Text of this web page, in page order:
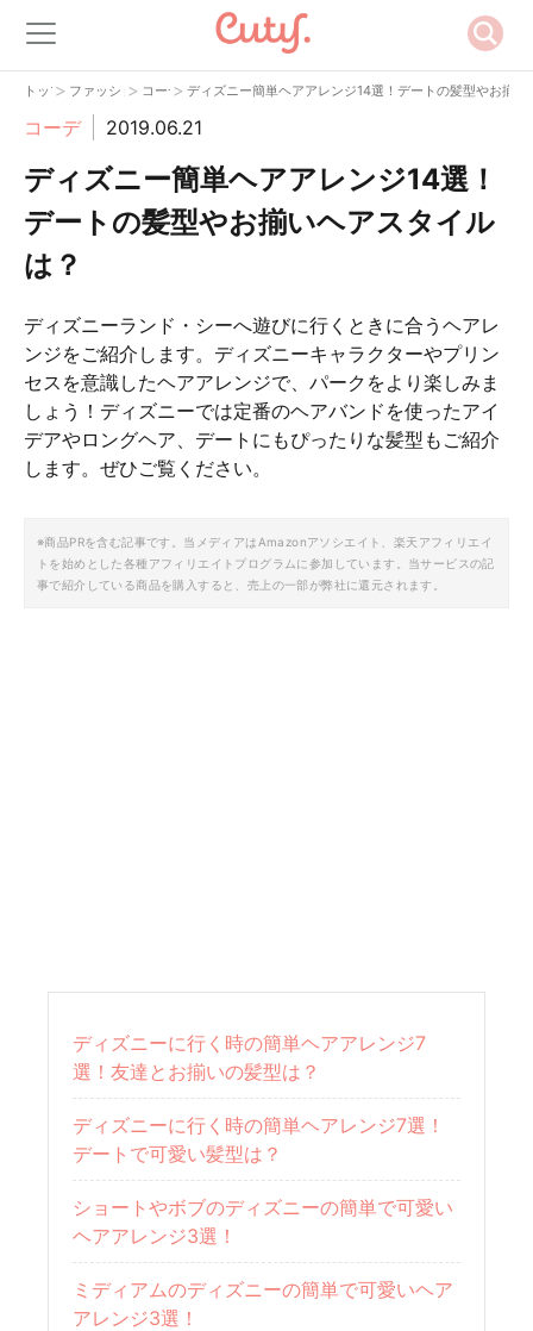
トップ
> ファッション
> コーデ
> ディズニー簡単ヘアアレンジ14選！デートの髪型やお揃
コーデ 2019.06.21
ディズニー簡単ヘアアレンジ14選！
デートの髪型やお揃いヘアスタイル
は？
ディズニーランド・シーへ遊びに行くときに合うヘアレ
ンジをご紹介します。ディズニーキャラクターやプリン
セスを意識したヘアアレンジで、パークをより楽しみま
しょう！ディズニーでは定番のヘアバンドを使ったアイ
デアやロングヘア、デートにもぴったりな髪型もご紹介
します。ぜひご覧ください。
※商品PRを含む記事です。当メディアはAmazonアソシエイト、楽天アフィリエイ
トを始めとした各種アフィリエイトプログラムに参加しています。当サービスの記
事で紹介している商品を購入すると、売上の一部が弊社に還元されます。
ディズニーに行く時の簡単ヘアアレンジ7
選！友達とお揃いの髪型は？
ディズニーに行く時の簡単ヘアレンジ7選！
デートで可愛い髪型は？
ショートやボブのディズニーの簡単で可愛い
ヘアアレンジ3選！
ミディアムのディズニーの簡単で可愛いヘア
アレンジ3選！